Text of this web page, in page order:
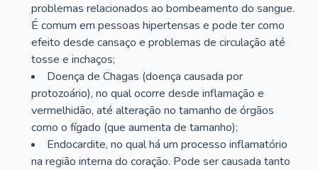
problemas relacionados ao bombeamento do sangue.
É comum em pessoas hipertensas e pode ter como
efeito desde cansaço e problemas de circulação até
tosse e inchaços;
Doença de Chagas (doença causada por
protozoário), no qual ocorre desde inflamação e
vermelhidão, até alteração no tamanho de órgãos
como o fígado (que aumenta de tamanho);
Endocardite, no qual há um processo inflamatório
na região interna do coração. Pode ser causada tanto